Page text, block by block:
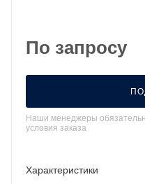
По запросу
Наши менеджеры
условия заказа
Характеристики